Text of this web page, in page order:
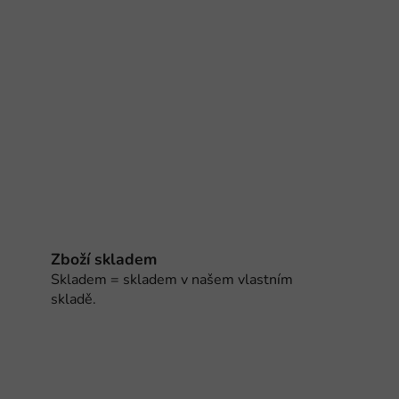
Zboží skladem
Skladem = skladem v našem vlastním
skladě.